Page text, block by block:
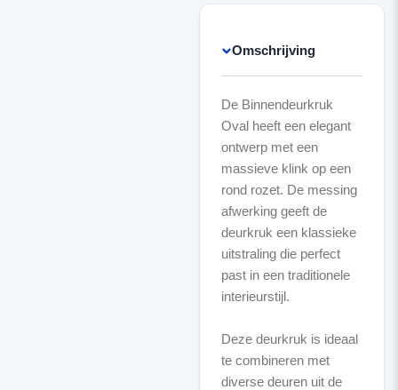
Omschrijving
De Binnendeurkruk
Oval heeft een elegant
ontwerp met een
massieve klink op een
rond rozet. De messing
afwerking geeft de
deurkruk een klassieke
uitstraling die perfect
past in een traditionele
interieurstijl.
Deze deurkruk is ideaal
te combineren met
diverse deuren uit de